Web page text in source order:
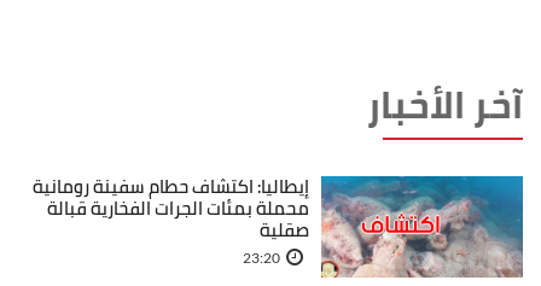
آخر الأخبار
إيطاليا: اكتشاف حطام سفينة رومانية
محملة بمئات الجرات الفخارية قبالة
صقلية
23:20